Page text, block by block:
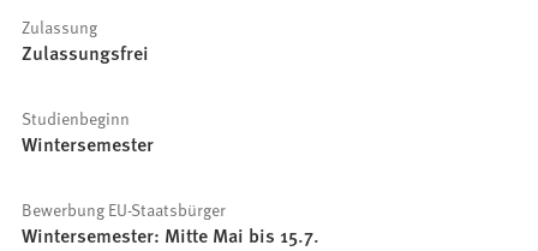
Zulassung
Zulassungsfrei
Studienbeginn
Wintersemester
Bewerbung EU-Staatsbürger
Wintersemester: Mitte Mai bis 15.7.